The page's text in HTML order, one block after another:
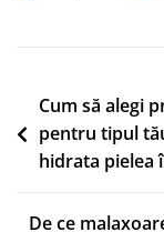
Navigare
în
articole
Cum să alegi
pentru tipul
hidrata pielea
De ce